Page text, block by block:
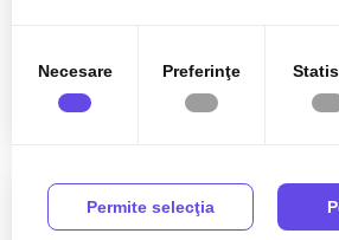
2 camere 1 baie 53mp
0% comision Rep. exclusiva
Necesare Preferinţe
Permite selecţia